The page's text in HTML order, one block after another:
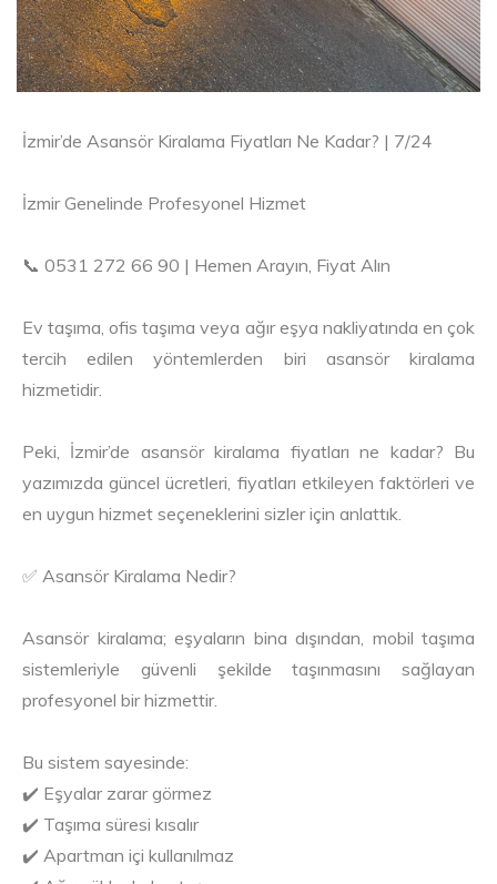
İzmir’de Asansör Kiralama Fiyatları Ne Kadar? | 7/24
İzmir Genelinde Profesyonel Hizmet
📞 0531 272 66 90 | Hemen Arayın, Fiyat Alın
Ev taşıma, ofis taşıma veya ağır eşya nakliyatında en çok
tercih edilen yöntemlerden biri asansör kiralama
hizmetidir.
Peki, İzmir’de asansör kiralama fiyatları ne kadar? Bu
yazımızda güncel ücretleri, fiyatları etkileyen faktörleri ve
en uygun hizmet seçeneklerini sizler için anlattık.
✅ Asansör Kiralama Nedir?
Asansör kiralama; eşyaların bina dışından, mobil taşıma
sistemleriyle güvenli şekilde taşınmasını sağlayan
profesyonel bir hizmettir.
Bu sistem sayesinde:
✔️ Eşyalar zarar görmez
✔️ Taşıma süresi kısalır
✔️ Apartman içi kullanılmaz